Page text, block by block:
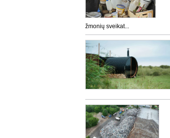
žmonių sveikat...